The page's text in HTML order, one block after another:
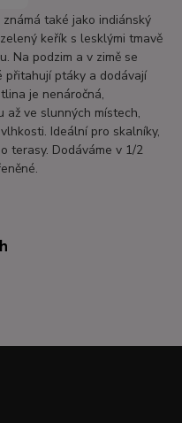
také jako indiánský
keřík s lesklými tmavě
Na podzim a v zimě se
přitahují ptáky a dodávají
je nenáročná,
až ve slunných místech,
Ideální pro skalníky,
terasy. Dodáváme v 1/2